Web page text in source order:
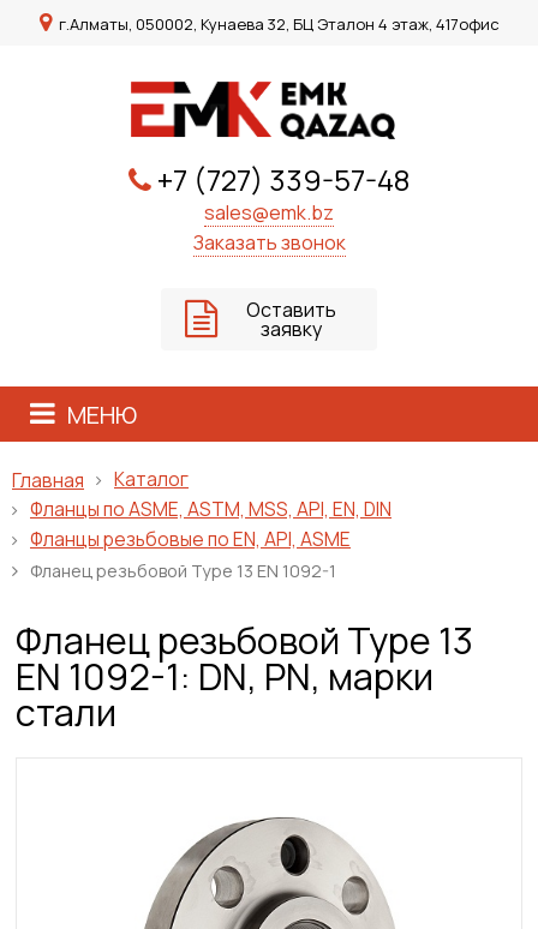
г.Алматы, 050002, Кунаева 32, БЦ Эталон 4 этаж, 417офис
+7 (727) 339-57-48
sales@emk.bz
Заказать звонок
Оставить
заявку
МЕНЮ
Главная
Каталог
Фланцы по ASME, ASTM, MSS, API, EN, DIN
Фланцы резьбовые по EN, API, ASME
Фланец резьбовой Type 13 EN 1092-1
Фланец резьбовой Type 13
EN 1092-1: DN, PN, марки
стали